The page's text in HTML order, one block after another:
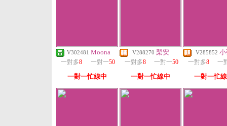
V302481 Moona
一對多8 一對一50
一對一忙線中
V288270 梨安
一對多8 一對一50
一對一忙線中
V285852
一對多8 一
一對一忙